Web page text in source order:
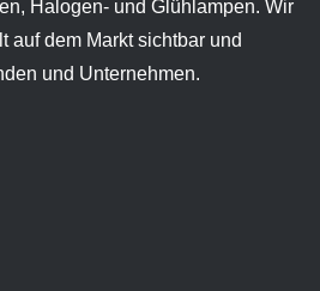
Halogen- und Glühlampen. Wir
auf dem Markt sichtbar und
und Unternehmen.